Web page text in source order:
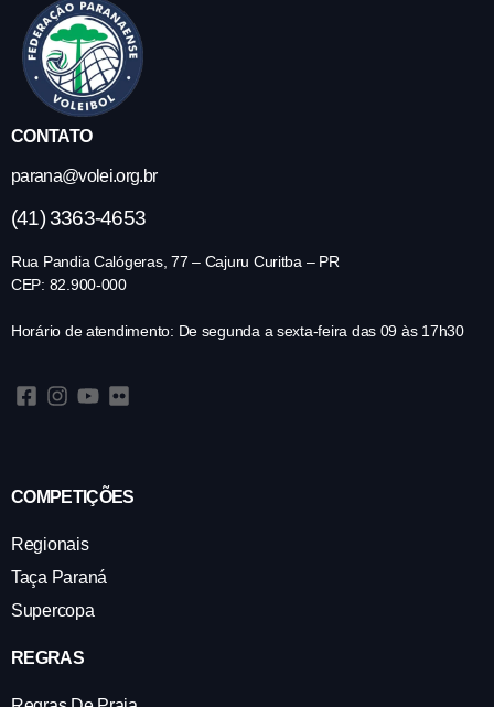
CONTATO
parana@volei.org.br
(41) 3363-4653
Rua Pandia Calógeras, 77 – Cajuru Curitba – PR
CEP: 82.900-000
Horário de atendimento: De segunda a sexta-feira das 09 às 17h30
COMPETIÇÕES
Regionais
Taça Paraná
Supercopa
REGRAS